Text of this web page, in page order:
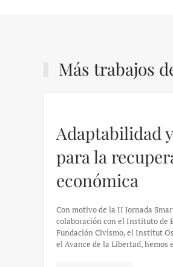
Más trabajos
Adaptabilidad
para la
económica
Con motivo de la II Jornada
colaboración con el Instituto de
Fundación Civismo, el Institut
el Avance de la Libertad, hemos